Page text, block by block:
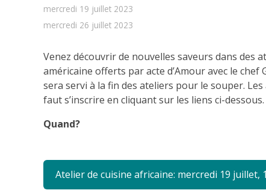
mercredi 19 juillet 2023
mercredi 26 juillet 2023
Venez découvrir de nouvelles saveurs dans des
américaine offerts par acte d’Amour avec le
sera servi à la fin des ateliers pour le souper.
faut s’inscrire en cliquant sur les liens ci-dessous.
Quand?
Atelier de cuisine africaine: mercredi 19 juillet,